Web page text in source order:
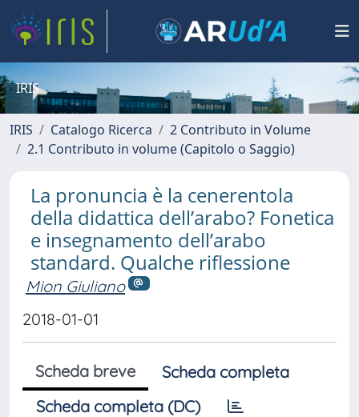
IRIS
IRIS Catalogo Ricerca
2 Contributo in Volume
2.1 Contributo in volume (Capitolo o Saggio)
La pronuncia è la cenerentola
della didattica dell’arabo? Fonetica
e insegnamento dell’arabo
standard. Qualche riflessione
Mion Giuliano
2018-01-01
Scheda breve
Scheda completa
Scheda completa (DC)